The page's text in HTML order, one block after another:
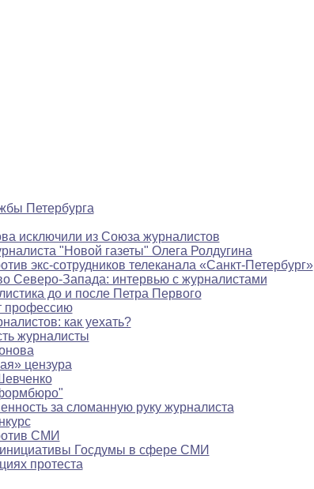
Петербурга
исключили из Союза журналистов
"Новой газеты" Олега Ролдугина
экс-сотрудников телеканала «Санкт-Петербург»
Северо-Запада: интервью с журналистами
до и после Петра Первого
профессию
как уехать?
журналисты
цензура
за сломанную руку журналиста
СМИ
Госдумы в сфере СМИ
протеста